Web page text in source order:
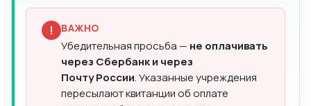
! ВАЖНО
Убедительная просьба — не оплачивать
через Сбербанк и через
Почту России. Указанные учреждения
пересылают квитанции об оплате